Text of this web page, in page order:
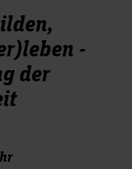
-
der